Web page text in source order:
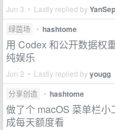
Jun 3 • Lastly replied byYanSep
绿茵场 • hashtome
用 Codex 和公开数据权
纯娱乐
Jun 2 • Lastly replied byyougg
分享创造 • hashtome
做了个 macOS 菜单栏
成每天额度看